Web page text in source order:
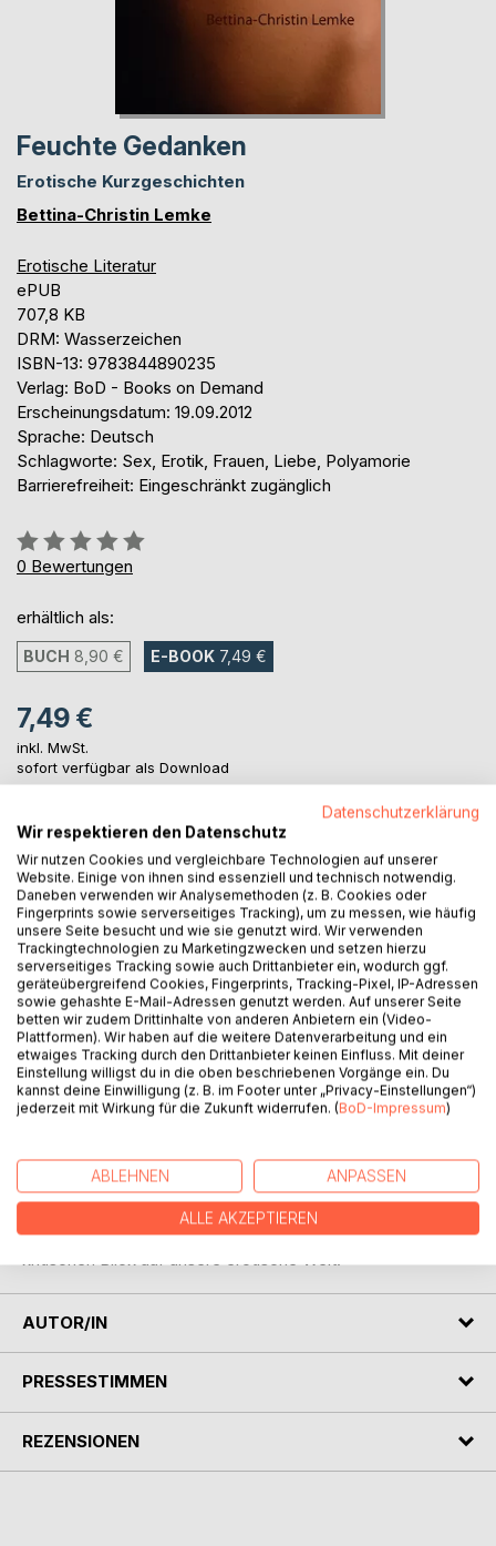
Feuchte Gedanken
Erotische Kurzgeschichten
Bettina-Christin Lemke
Erotische Literatur
ePUB
707,8 KB
DRM: Wasserzeichen
ISBN-13: 9783844890235
Verlag: BoD - Books on Demand
Erscheinungsdatum: 19.09.2012
Sprache: Deutsch
Schlagworte: Sex, Erotik, Frauen, Liebe, Polyamorie
Barrierefreiheit: Eingeschränkt zugänglich
Bewertung::
0%
0 Bewertungen
erhältlich als:
BUCH 8,90 € E-BOOK 7,49 €
7,49 €
inkl. MwSt.
sofort verfügbar als Download
IN DEN WARENKORB
Auf die Merkliste
Titel bewerten
BESCHREIBUNG
Feuchte Gedanken sind in 18 intelligenten erotischen
Kurzgeschichten.
Zum Wachwerden oder Einschlafen, zum Träumen und zum
Verorten. Mal sinnlich, mal provokativ und mal mit einem
AUTOR/IN
PRESSESTIMMEN
REZENSIONEN
Datenschutzerklärung
Wir respektieren den Datenschutz
Wir nutzen Cookies und vergleichbare Technologien auf unserer
Website. Einige von ihnen sind essenziell und technisch notwendig.
Daneben verwenden wir Analysemethoden (z. B. Cookies oder
Fingerprints sowie serverseitiges Tracking), um zu messen, wie häufig
unsere Seite besucht und wie sie genutzt wird. Wir verwenden
Trackingtechnologien zu Marketingzwecken und setzen hierzu
serverseitiges Tracking sowie auch Drittanbieter ein, wodurch ggf.
geräteübergreifend Cookies, Fingerprints, Tracking-Pixel, IP-Adressen
sowie gehashte E-Mail-Adressen genutzt werden. Auf unserer Seite
betten wir zudem Drittinhalte von anderen Anbietern ein (Video-
Plattformen). Wir haben auf die weitere Datenverarbeitung und ein
etwaiges Tracking durch den Drittanbieter keinen Einfluss. Mit deiner
Einstellung willigst du in die oben beschriebenen Vorgänge ein. Du
kannst deine Einwilligung (z. B. im Footer unter „Privacy-Einstellungen“)
jederzeit mit Wirkung für die Zukunft widerrufen. (BoD-Impressum)
ABLEHNEN ANPASSEN
ALLE AKZEPTIEREN